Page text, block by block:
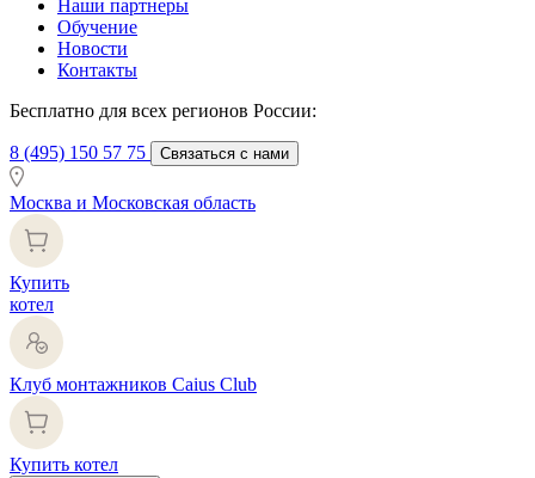
Наши партнеры
Обучение
Новости
Контакты
Бесплатно для всех регионов России:
8 (495) 150 57 75 Связаться с нами
Москва и Московская область
Купить
котел
Клуб монтажников Caius Club
Купить котел